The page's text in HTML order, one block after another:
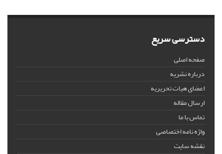
دسترسی سریع
صفحه اصلی
درباره نشریه
اعضای هیات تحریریه
ارسال مقاله
تماس با ما
واژه نامه اختصاصی
نقشه سایت